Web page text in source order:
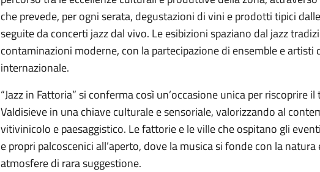
che prevede, per ogni serata, degustazioni di vini e prodotti tipici
seguite da concerti jazz dal vivo. Le esibizioni spaziano dal jazz
contaminazioni moderne, con la partecipazione di ensemble e artisti
internazionale.
“Jazz in Fattoria” si conferma così un’occasione unica per riscoprire
Valdisieve in una chiave culturale e sensoriale, valorizzando al
vitivinicolo e paesaggistico. Le fattorie e le ville che ospitano gli
e propri palcoscenici all’aperto, dove la musica si fonde con la
atmosfere di rara suggestione.